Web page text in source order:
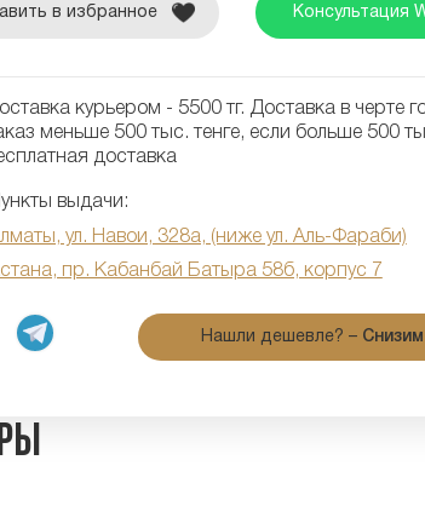
в избранное Консультация
курьером - 5500 тг. Доставка в черте
меньше 500 тыс. тенге, если больше 500
доставка
выдачи:
ул. Навои, 328а, (ниже ул. Аль-Фараби)
пр. Кабанбай Батыра 58б, корпус 7
Нашли дешевле? –